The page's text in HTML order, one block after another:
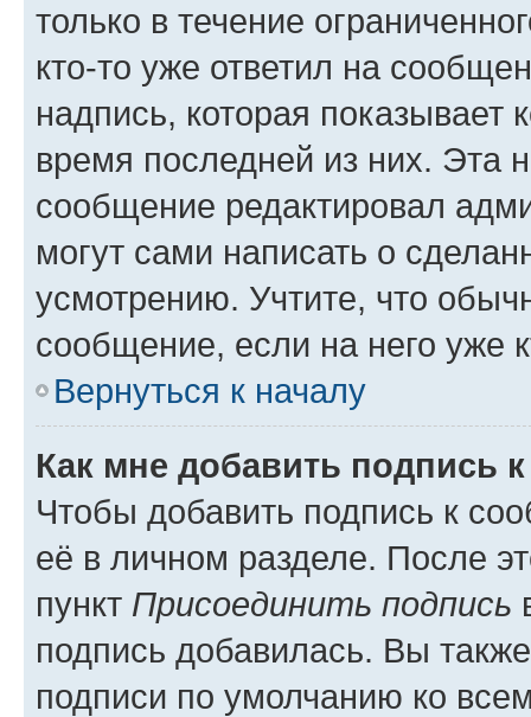
только в течение
кто-то уже ответил на
надпись, которая показывает
время последней из них. Эта
сообщение редактировал
могут сами написать о
усмотрению. Учтите, что
сообщение, если на него уже
Вернуться к началу
Как мне добавить подпись
Чтобы добавить подпись к
её в личном разделе. После
пункт Присоединить подпись
подпись добавилась. Вы
подписи по умолчанию ко